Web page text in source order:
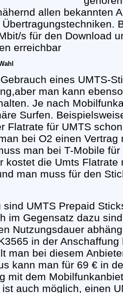
allen bekannten
Übertragungstechniken.
s für den Download
erreichbar
eines UMTS-
man kann
Je nach
Surfen.
Flatrate für UMTS
bei O2 einen
man bei T-Mobile
kostet die Umts
man muss für den
sind UMTS Prepaid
im Gegensatz dazu
Nutzungsdauer
in der
man bei diesem
kann man für 69 € in
mit dem
auch möglich, einen